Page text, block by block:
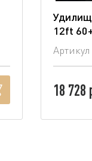
12ft
Артикул
18 728